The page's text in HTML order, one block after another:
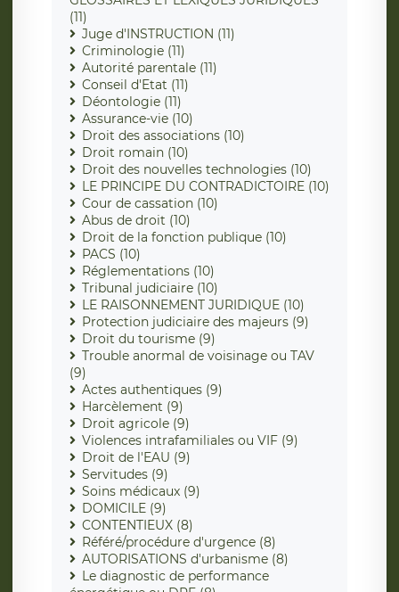
(11)
Juge d'INSTRUCTION (11)
Criminologie (11)
Autorité parentale (11)
Conseil d'Etat (11)
Déontologie (11)
Assurance-vie (10)
Droit des associations (10)
Droit romain (10)
Droit des nouvelles technologies (10)
LE PRINCIPE DU CONTRADICTOIRE (10)
Cour de cassation (10)
Abus de droit (10)
Droit de la fonction publique (10)
PACS (10)
Réglementations (10)
Tribunal judiciaire (10)
LE RAISONNEMENT JURIDIQUE (10)
Protection judiciaire des majeurs (9)
Droit du tourisme (9)
Trouble anormal de voisinage ou TAV
(9)
Actes authentiques (9)
Harcèlement (9)
Droit agricole (9)
Violences intrafamiliales ou VIF (9)
Droit de l'EAU (9)
Servitudes (9)
Soins médicaux (9)
DOMICILE (9)
CONTENTIEUX (8)
Référé/procédure d'urgence (8)
AUTORISATIONS d'urbanisme (8)
Le diagnostic de performance